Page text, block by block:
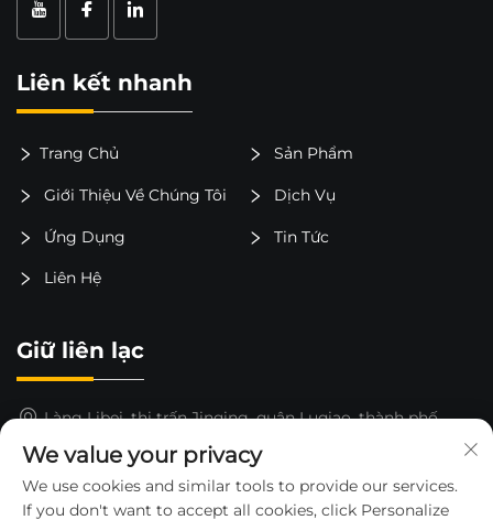
Liên kết nhanh
Trang Chủ Sản Phẩm
Giới Thiệu Về Chúng Tôi Dịch Vụ
Ứng Dụng Tin Tức
Liên Hệ
Giữ liên lạc
Làng Libei, thị trấn Jinqing, quận Luqiao, thành phố
15325652000
We value your privacy
We use cookies and similar tools to provide our services.
If you don't want to accept all cookies, click Personalize